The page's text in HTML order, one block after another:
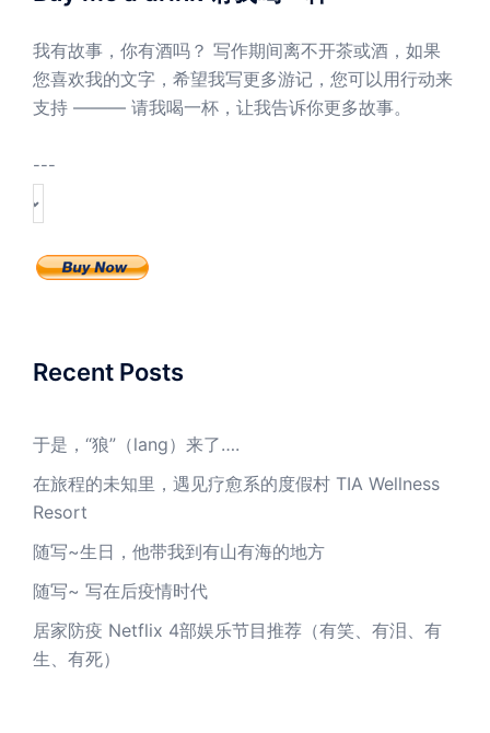
我有故事，你有酒吗？ 写作期间离不开茶或酒，如果
您喜欢我的文字，希望我写更多游记，您可以用行动来
支持 ——— 请我喝一杯，让我告诉你更多故事。
---
Recent Posts
于是，“狼”（lang）来了….
在旅程的未知里，遇见疗愈系的度假村 TIA Wellness
Resort
随写~生日，他带我到有山有海的地方
随写~ 写在后疫情时代
居家防疫 Netflix 4部娱乐节目推荐（有笑、有泪、有
生、有死）